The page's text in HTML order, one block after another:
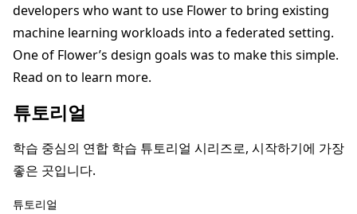
navigation of 빠른 시작 튜토리얼
navigation of Build
navigation of Deploy
developers who want to use Flower to bring existing
machine learning workloads into a federated setting.
One of Flower’s design goals was to make this simple.
Read on to learn more.
튜토리얼
학습 중심의 연합 학습 튜토리얼 시리즈로, 시작하기에 가장
좋은 곳입니다.
튜토리얼